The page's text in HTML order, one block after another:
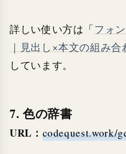
詳しい使い方は「フォ
｜見出し×本文の組み
しています。
7. 色の辞書
URL： codequest.work/